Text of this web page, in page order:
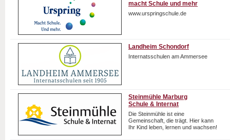
macht Schule und mehr
www.urspringschule.de
Landheim Schondorf
Internatsschulen am Ammersee
Steinmühle Marburg
Schule & Internat
Die Steinmühle ist eine
Gemeinschaft, die trägt. Hier kann
Ihr Kind leben, lernen und wachsen!